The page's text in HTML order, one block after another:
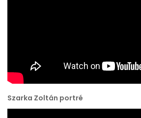
Szarka Zoltán portré